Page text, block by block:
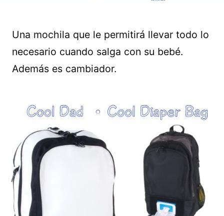
Una mochila que le permitirá llevar todo lo
necesario cuando salga con su bebé.
Además es cambiador.